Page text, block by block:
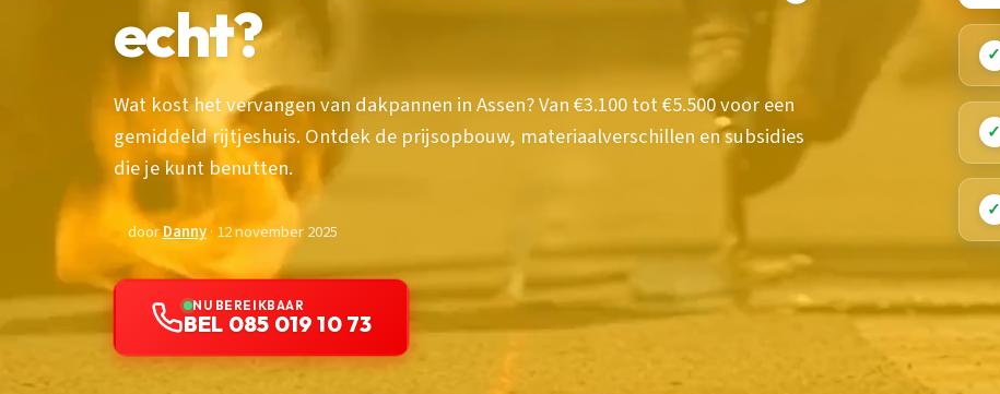
echt?
Wat kost het vervangen van dakpannen in Assen? Van €3.100 tot €5.500 voor een
gemiddeld rijtjeshuis. Ontdek de prijsopbouw, materiaalverschillen en subsidies
die je kunt benutten.
doorDanny· 12 november 2025
NU BEREIKBAAR
BEL 085 019 10 73
✓
✓
✓